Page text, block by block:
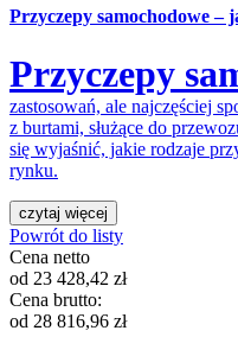
Przyczepy samochodowe –
Przyczepy
zastosowań, ale najczęściej
z burtami, służące do
się wyjaśnić, jakie rodzaje
rynku.
czytaj więcej
Powrót do listy
Cena netto
od 23 428,42 zł
Cena brutto:
od 28 816,96 zł